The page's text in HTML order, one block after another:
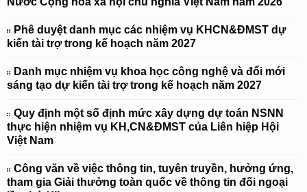
Phê duyệt danh mục các nhiệm vụ KHCN&ĐMST dự
kiến tài trợ trong kế hoạch năm 2027
Danh mục nhiệm vụ khoa học công nghệ và đổi mới
sáng tạo dự kiến tài trợ trong kế hoạch năm 2027
Quy định một số định mức xây dựng dự toán NSNN
thực hiện nhiệm vụ KH,CN&ĐMST của Liên hiệp Hội
Việt Nam
Công văn về việc thông tin, tuyên truyền, hưởng ứng,
tham gia Giải thưởng toàn quốc về thông tin đối ngoại